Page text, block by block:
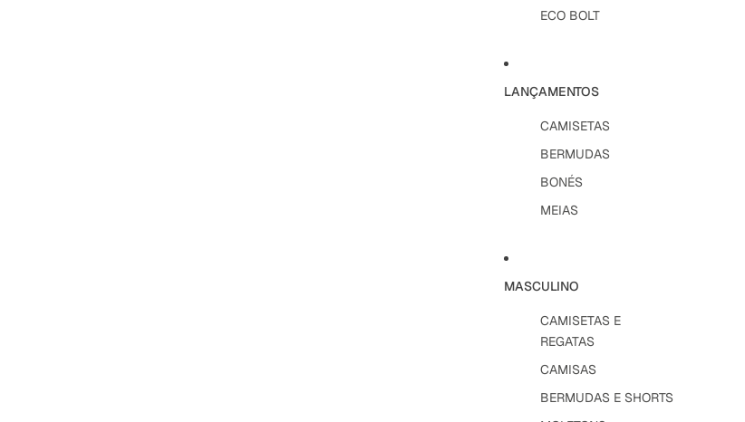
ECO BOLT
LANÇAMENTOS
CAMISETAS
BERMUDAS
BONÉS
MEIAS
MASCULINO
CAMISETAS E
REGATAS
CAMISAS
BERMUDAS E SHORTS